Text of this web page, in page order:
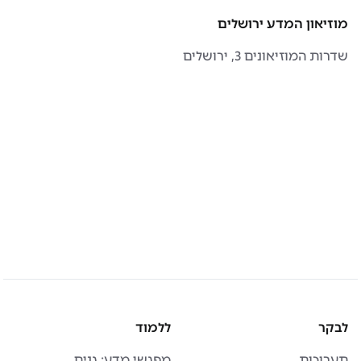
מוזיאון המדע ירושלים
שדרות המוזיאונים 3, ירושלים
לבקר ללמוד